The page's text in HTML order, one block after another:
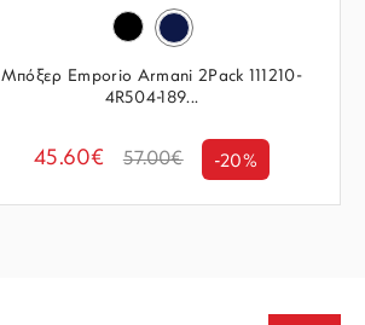
Μπόξερ Emporio Armani 2Pack 111210-
4R504-189...
45.60€ 57.00€ -20%